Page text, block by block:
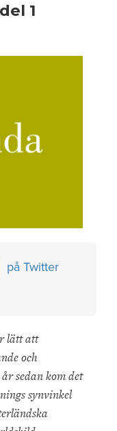
1
på Twitter
lätt att
och
sedan kom det
synvinkel